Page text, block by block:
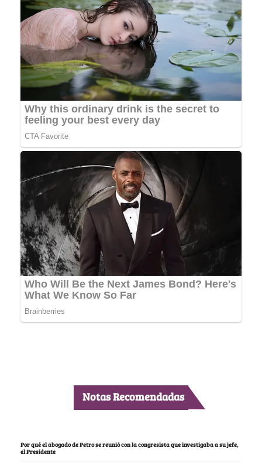
Notas Recomendadas
Por qué el abogado de Petro se reunió con la congresista que investigaba a su jefe,
el Presidente